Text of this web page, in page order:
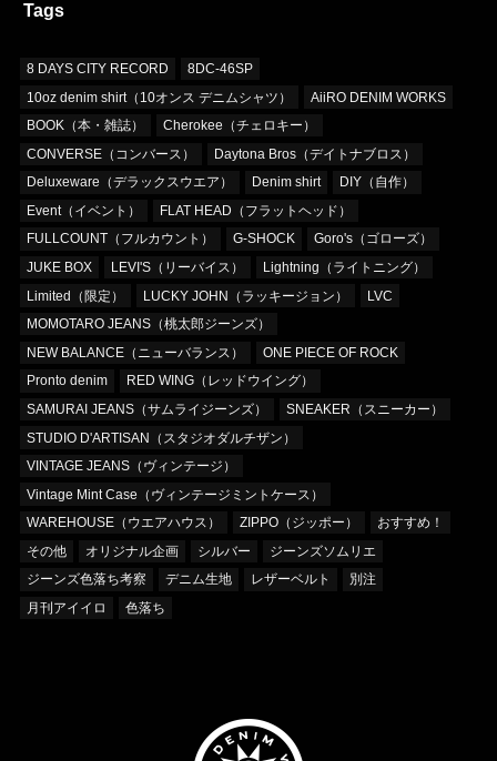
Tags
8 DAYS CITY RECORD
8DC-46SP
10oz denim shirt（10オンス デニムシャツ）
AiiRO DENIM WORKS
BOOK（本・雑誌）
Cherokee（チェロキー）
CONVERSE（コンバース）
Daytona Bros（デイトナブロス）
Deluxeware（デラックスウエア）
Denim shirt
DIY（自作）
Event（イベント）
FLAT HEAD（フラットヘッド）
FULLCOUNT（フルカウント）
G-SHOCK
Goro's（ゴローズ）
JUKE BOX
LEVI'S（リーバイス）
Lightning（ライトニング）
Limited（限定）
LUCKY JOHN（ラッキージョン）
LVC
MOMOTARO JEANS（桃太郎ジーンズ）
NEW BALANCE（ニューバランス）
ONE PIECE OF ROCK
Pronto denim
RED WING（レッドウイング）
SAMURAI JEANS（サムライジーンズ）
SNEAKER（スニーカー）
STUDIO D'ARTISAN（スタジオダルチザン）
VINTAGE JEANS（ヴィンテージ）
Vintage Mint Case（ヴィンテージミントケース）
WAREHOUSE（ウエアハウス）
ZIPPO（ジッポー）
おすすめ！
その他
オリジナル企画 シルバー
ジーンズソムリエ
ジーンズ色落ち考察
デニム生地 レザーベルト
別注
月刊アイイロ
色落ち